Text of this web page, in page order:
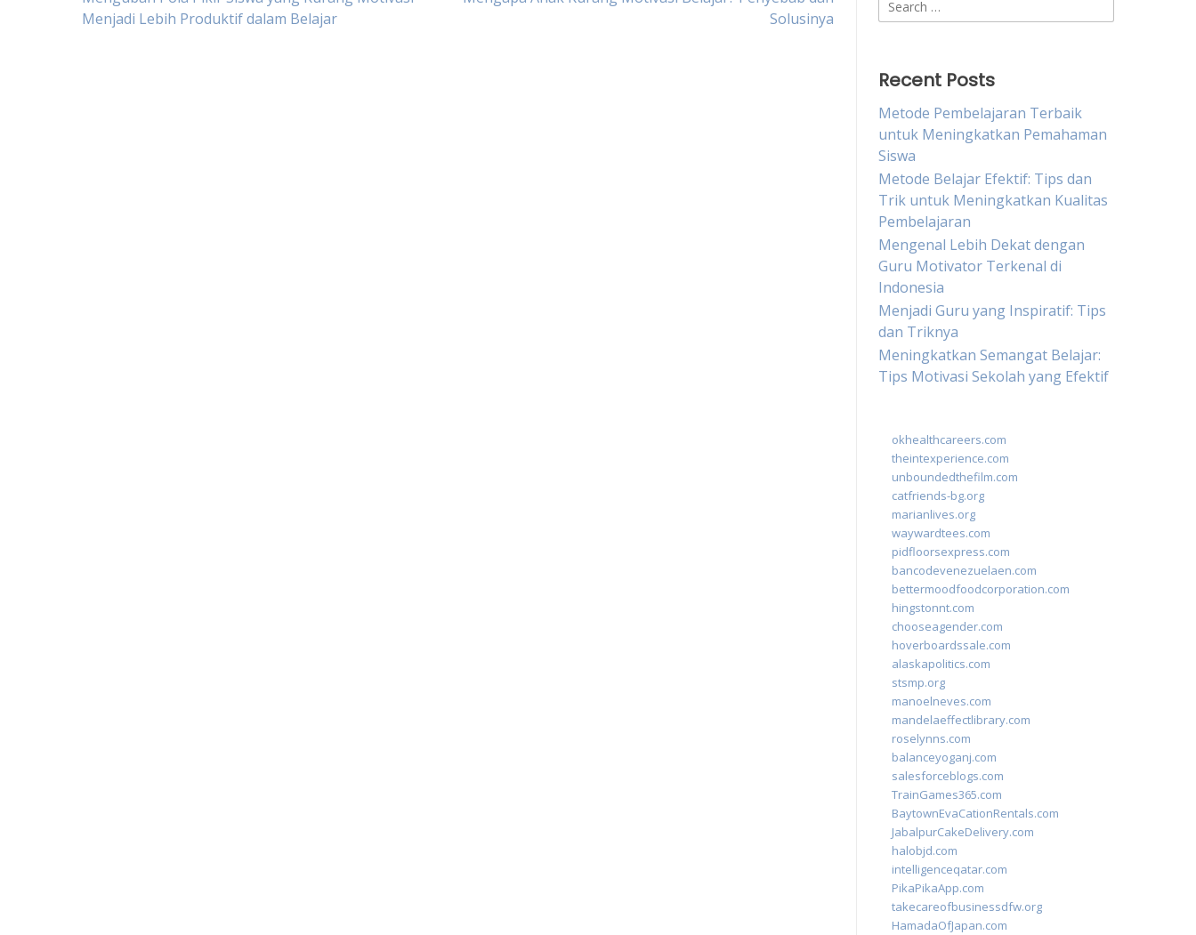
Menjadi Lebih Produktif dalam Belajar
Solusinya
for:
Recent Posts
Metode Pembelajaran Terbaik
untuk Meningkatkan Pemahaman
Siswa
Metode Belajar Efektif: Tips dan
Trik untuk Meningkatkan Kualitas
Pembelajaran
Mengenal Lebih Dekat dengan
Guru Motivator Terkenal di
Indonesia
Menjadi Guru yang Inspiratif: Tips
dan Triknya
Meningkatkan Semangat Belajar:
Tips Motivasi Sekolah yang Efektif
okhealthcareers.com
theintexperience.com
unboundedthefilm.com
catfriends-bg.org
marianlives.org
waywardtees.com
pidfloorsexpress.com
bancodevenezuelaen.com
bettermoodfoodcorporation.com
hingstonnt.com
chooseagender.com
hoverboardssale.com
alaskapolitics.com
stsmp.org
manoelneves.com
mandelaeffectlibrary.com
roselynns.com
balanceyoganj.com
salesforceblogs.com
TrainGames365.com
BaytownEvaCationRentals.com
JabalpurCakeDelivery.com
halobjd.com
intelligenceqatar.com
PikaPikaApp.com
takecareofbusinessdfw.org
HamadaOfJapan.com